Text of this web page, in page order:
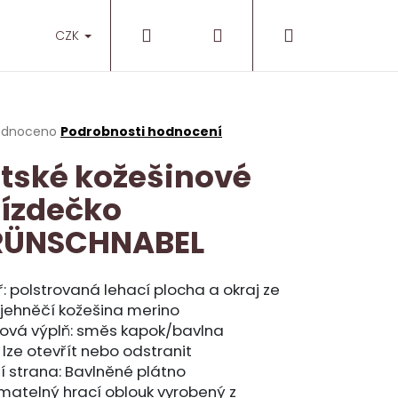
O nás Prodejny
CZK Přihlášení
Podrobnosti hodnocení
kožešinové
polstrovaná lehací plocha a okraj ze
jehněčí kožešina merino
výplň: směs kapok/bavlna
lze otevřít nebo odstranit
strana: Bavlněné plátno
hrací oblouk vyrobený z